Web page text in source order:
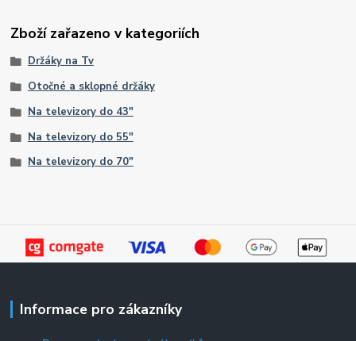
Zboží zařazeno v kategoriích
Držáky na Tv
Otočné a sklopné držáky
Na televizory do 43"
Na televizory do 55"
Na televizory do 70"
Informace pro zákazníky